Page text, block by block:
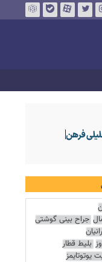
جراح بینی گوشتی
بلیط قطار
یوتوتایمز